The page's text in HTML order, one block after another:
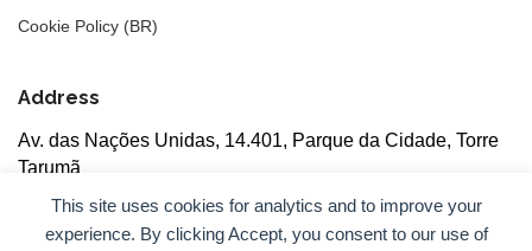
This site uses cookies for analytics and to improve your
experience. By clicking Accept, you consent to our use of
Cookie Policy (BR)
Address
Av. das Nações Unidas, 14.401, Parque da Cidade, Torre
Tarumã
5th floor, rooms 502/503, CEP: 04730-090, São Paulo, SP